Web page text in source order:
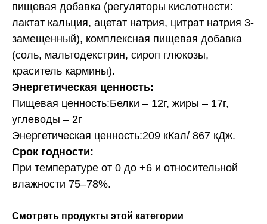
пищевая добавка (регуляторы кислотности:
лактат кальция, ацетат натрия, цитрат натрия 3-
замещенный), комплексная пищевая добавка
(соль, мальтодекстрин, сироп глюкозы,
краситель кармины).
Энергетическая ценность:
Пищевая ценность:Белки – 12г, жиры – 17г,
углеводы – 2г
Энергетическая ценность:209 кКал/ 867 кДж.
Срок годности:
При температуре от 0 до +6 и относительной
влажности 75–78%.
Смотреть продукты этой категории